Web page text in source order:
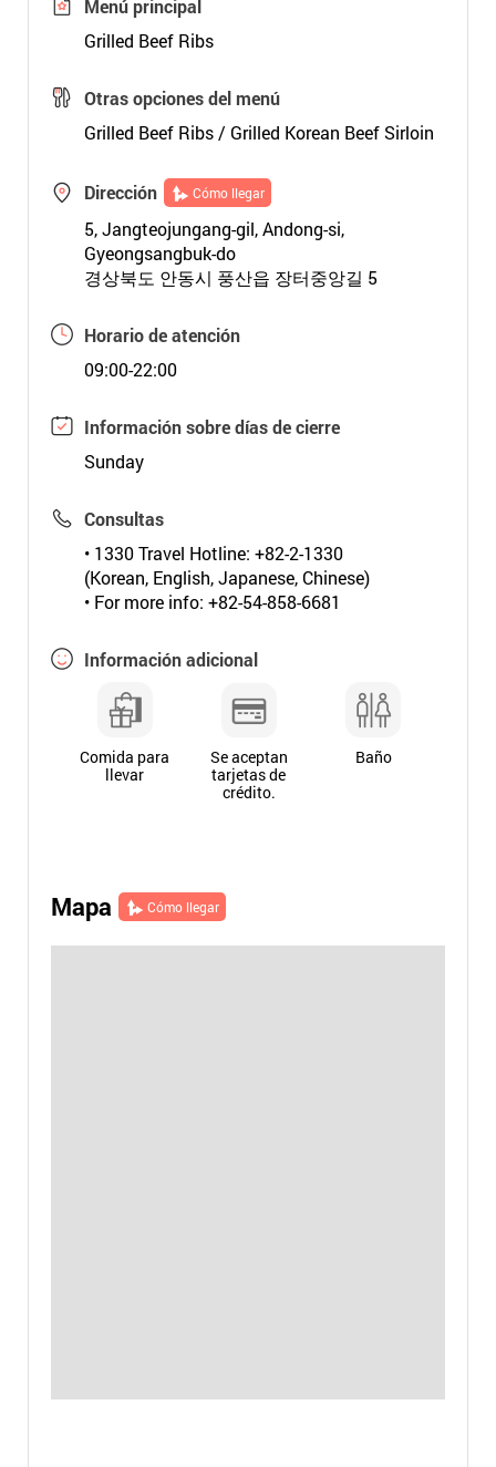
Menú principal
Grilled Beef Ribs
Otras opciones del menú
Grilled Beef Ribs / Grilled Korean Beef Sirloin
Dirección Cómo llegar
5, Jangteojungang-gil, Andong-si,
Gyeongsangbuk-do
경상북도 안동시 풍산읍 장터중앙길 5
Horario de atención
09:00-22:00
Información sobre días de cierre
Sunday
Consultas
• 1330 Travel Hotline: +82-2-1330
(Korean, English, Japanese, Chinese)
• For more info: +82-54-858-6681
Información adicional
Comida para
llevar
Se aceptan
tarjetas de
crédito.
Baño
Mapa Cómo llegar